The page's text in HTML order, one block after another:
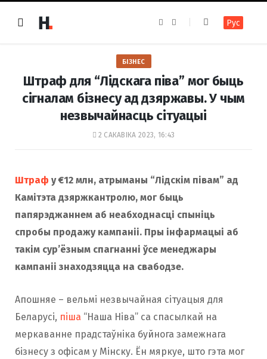
e
k
t
a
m
Рус
БІЗНЕС
Штраф для “Лідскага піва” мог быць
сігналам бізнесу ад дзяржавы. У чым
незвычайнасць сітуацыі
2 САКАВІКА 2023, 16:43
Штраф у€12 млн, атрыманы “Лідскім півам” ад
Камітэта дзяржкантролю, мог быць
папярэджаннем аб неабходнасці спыніць
спробы продажу кампаніі. Пры інфармацыі аб
такім сур’ёзным спагнанні ўсе менеджары
кампаніі знаходзяцца на свабодзе.
Апошняе – вельмі незвычайная сітуацыя для
Беларусі, піша “Наша Ніва” са спасылкай на
меркаванне прадстаўніка буйнога замежнага
бізнесу з офісам у Мінску. Ён мяркуе, што гэта мог